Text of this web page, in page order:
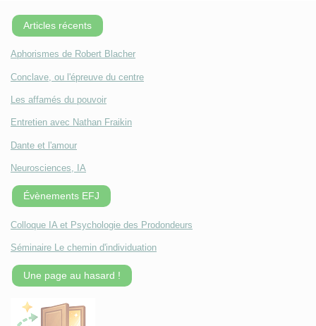
Articles récents
Aphorismes de Robert Blacher
Conclave, ou l'épreuve du centre
Les affamés du pouvoir
Entretien avec Nathan Fraikin
Dante et l'amour
Neurosciences, IA
Évènements EFJ
Colloque IA et Psychologie des Prodondeurs
Séminaire Le chemin d'individuation
Une page au hasard !